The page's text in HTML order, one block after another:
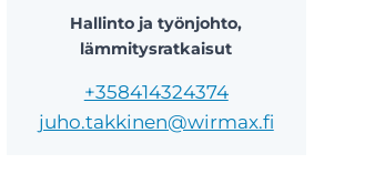
Hallinto ja työnjohto,
lämmitysratkaisut
+358414324374
juho.takkinen@wirmax.fi